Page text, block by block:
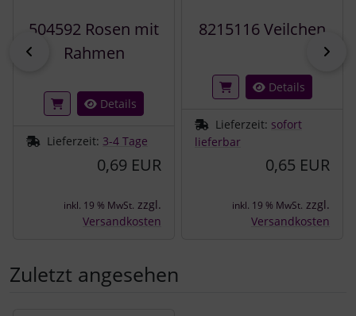
zurück
504592 Rosen mit
Rahmen
Details
Lieferzeit: 3-4 Tage
0,69 EUR
inkl. 19 % MwSt. zzgl.
Versandkosten
8215116 Veilchen
Details
Lieferzeit: sofort
lieferbar
0,65 EUR
inkl. 19 % MwSt. zzgl.
Versandkosten
Zuletzt angesehen